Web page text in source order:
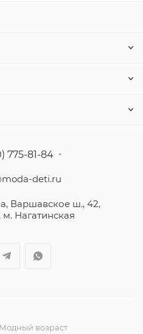
775-81-84
deti.ru
Варшавское ш., 42,
Нагатинская
возраст